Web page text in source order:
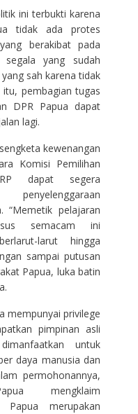
ini terbukti karena
tidak ada protes
berakibat pada
segala yang sudah
sah karena tidak
pembagian tugas
DPR Papua dapat
lagi.
kewenangan
Komisi Pemilihan
dapat segera
penyelenggaraan
“Memetik pelajaran
semacam ini
larut hingga
sampai putusan
Papua, luka batin
mempunyai privilege
pimpinan asli
untuk
daya manusia dan
permohonannya,
mengklaim
Papua merupakan